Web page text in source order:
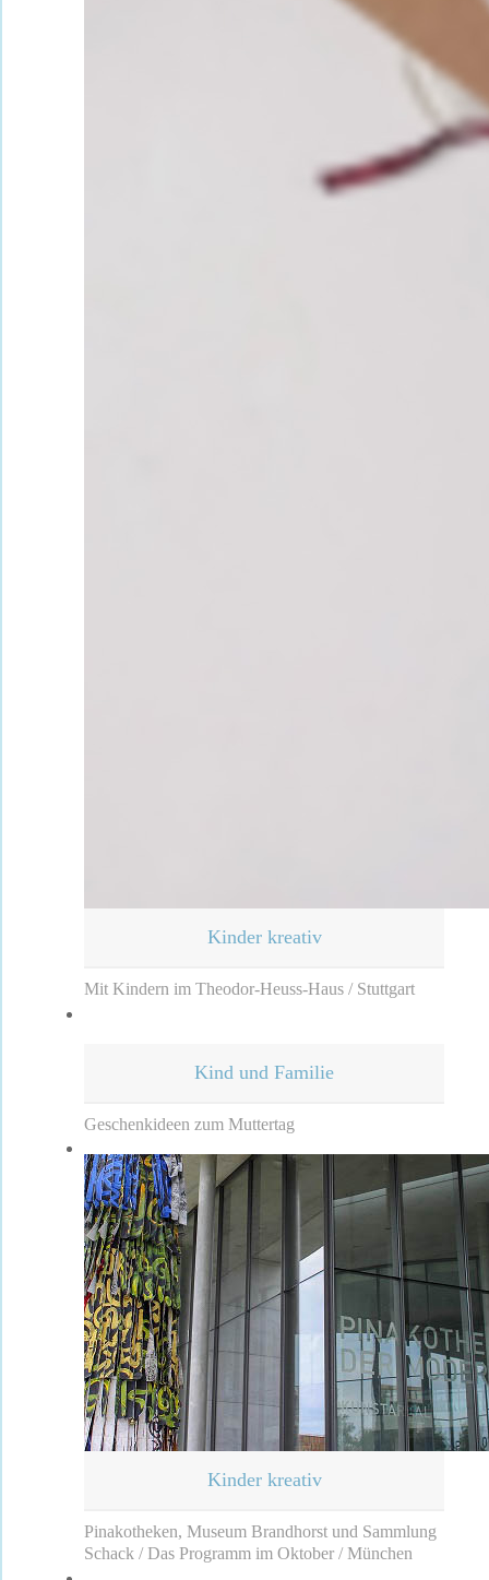
Kinder kreativ
Mit Kindern im Theodor-Heuss-Haus / Stuttgart
Kind und Familie
Geschenkideen zum Muttertag
Kinder kreativ
Pinakotheken, Museum Brandhorst und Sammlung
Schack / Das Programm im Oktober / München